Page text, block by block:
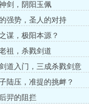
剑，阴阳玉佩
强势，圣人的对持
谋，极阳本源？
祖，杀戮剑道
道入门，三成杀戮剑意
陆压，准提的挑衅？
羿的阻拦